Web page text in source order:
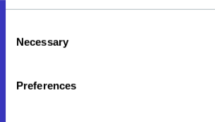
Selection
Necessary
Preferences
Für Sie da.
Wie können wir Ihnen helfen?